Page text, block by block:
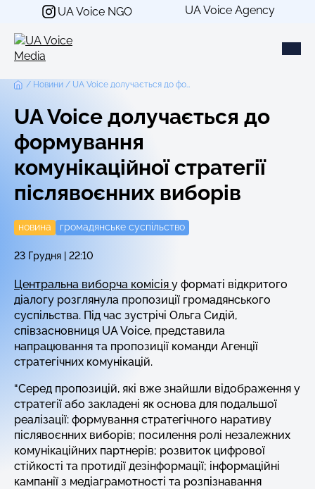
Перейти
вмісту
UA Voice NGO UA Voice Agency
Новини UA Voice долучається до формування комунікаційної стратегії післявоєнних виборів
UA Voice долучається до
формування
комунікаційної стратегії
післявоєнних виборів
новина громадянське суспільство
23 Грудня | 22:10
Центральна виборча комісія у форматі відкритого
діалогу розглянула пропозиції громадянського
суспільства. Під час зустрічі Ольга Сидій,
співзасновниця UA Voice, представила
напрацювання та пропозиції команди Агенції
стратегічних комунікацій.
“Серед пропозицій, які вже знайшли відображення у
стратегії або закладені як основа для подальшої
реалізації: формування стратегічного наративу
післявоєнних виборів; посилення ролі незалежних
комунікаційних партнерів; розвиток цифрової
стійкості та протидії дезінформації; інформаційні
кампанії з медіаграмотності та розпізнавання